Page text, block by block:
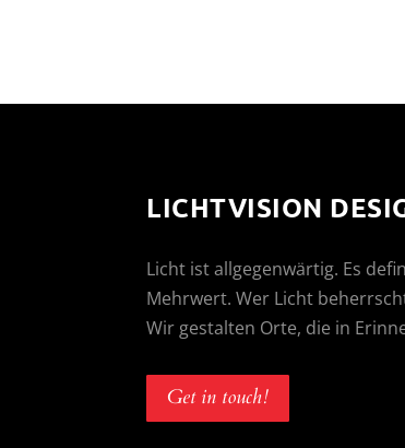
LICHTVISION
Licht ist allgegenwärtig. Es
Mehrwert. Wer Licht
Wir gestalten Orte, die in
Get in touch!